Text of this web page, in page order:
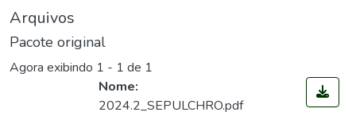
Arquivos
Pacote original
Agora exibindo 1 - 1 de 1
Nome:
2024.2_SEPULCHRO.pdf